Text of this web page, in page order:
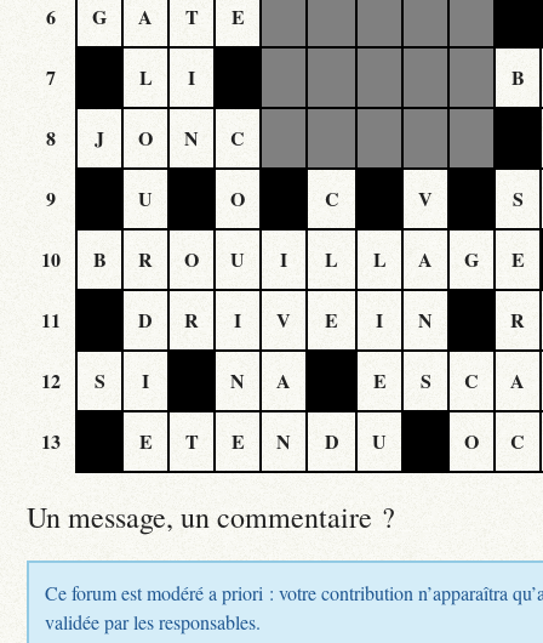
6 G A T E
7 L I B
8 J O N C
9 U O C V S
10 B R O U I L L A G E
11 D R I V E I N R
12 S I N A E S C A
13 E T E N D U O C
Un message, un commentaire ?
Ce forum est modéré a priori : votre contribution n’apparaîtra
validée par les responsables.